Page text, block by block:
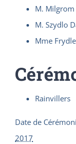
M. Milgrom
M. Szydlo
Mme
Rainvillers
Date de
2017